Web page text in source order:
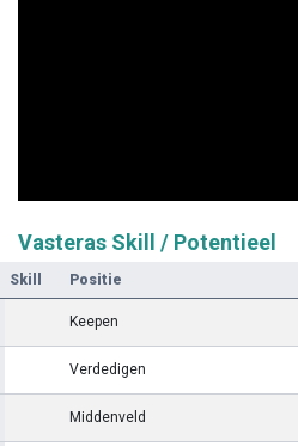
Vasteras Skill / Potentieel
Skill Positie
Keepen
Verdedigen
Middenveld